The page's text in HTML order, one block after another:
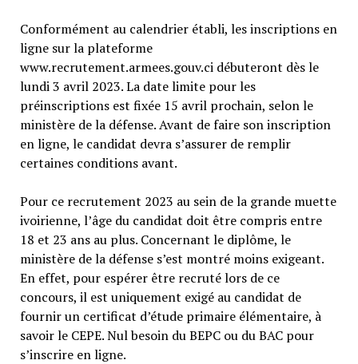
Conformément au calendrier établi, les inscriptions en
ligne sur la plateforme
www.recrutement.armees.gouv.ci débuteront dès le
lundi 3 avril 2023. La date limite pour les
préinscriptions est fixée 15 avril prochain, selon le
ministère de la défense. Avant de faire son inscription
en ligne, le candidat devra s’assurer de remplir
certaines conditions avant.
Pour ce recrutement 2023 au sein de la grande muette
ivoirienne, l’âge du candidat doit être compris entre
18 et 23 ans au plus. Concernant le diplôme, le
ministère de la défense s’est montré moins exigeant.
En effet, pour espérer être recruté lors de ce
concours, il est uniquement exigé au candidat de
fournir un certificat d’étude primaire élémentaire, à
savoir le CEPE. Nul besoin du BEPC ou du BAC pour
s’inscrire en ligne.